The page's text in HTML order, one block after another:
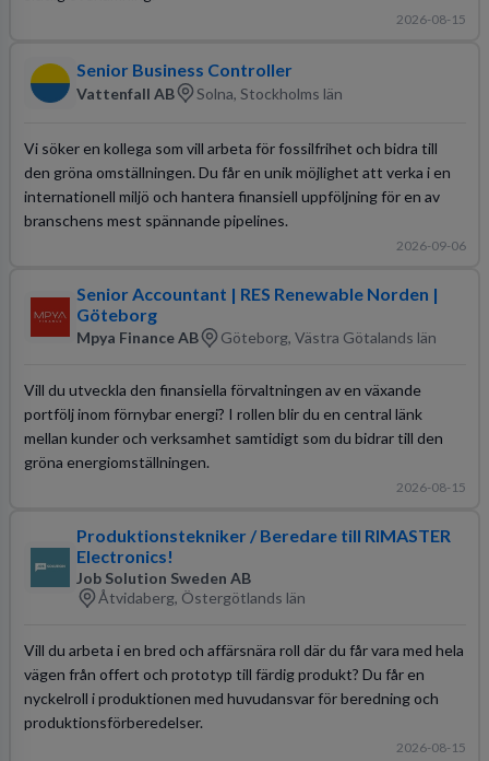
2026-08-15
Senior Business Controller
Vattenfall AB Solna, Stockholms län
Vi söker en kollega som vill arbeta för fossilfrihet och bidra till
den gröna omställningen. Du får en unik möjlighet att verka i en
internationell miljö och hantera finansiell uppföljning för en av
branschens mest spännande pipelines.
2026-09-06
Senior Accountant | RES Renewable Norden |
Göteborg
Mpya Finance AB Göteborg, Västra Götalands län
Vill du utveckla den finansiella förvaltningen av en växande
portfölj inom förnybar energi? I rollen blir du en central länk
mellan kunder och verksamhet samtidigt som du bidrar till den
gröna energiomställningen.
2026-08-15
Produktionstekniker / Beredare till RIMASTER
Electronics!
Job Solution Sweden AB
Åtvidaberg, Östergötlands län
Vill du arbeta i en bred och affärsnära roll där du får vara med hela
vägen från offert och prototyp till färdig produkt? Du får en
nyckelroll i produktionen med huvudansvar för beredning och
produktionsförberedelser.
2026-08-15